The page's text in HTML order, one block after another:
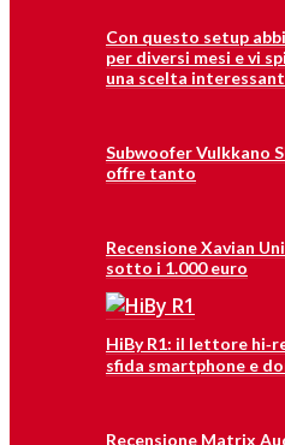
Con questo setup
per diversi mesi e vi
una scelta
Subwoofer Vulkkano
offre tanto
Recensione Xavian
sotto i 1.000 euro
HiBy R1: il lettore
sfida smartphone e
Recensione Matrix